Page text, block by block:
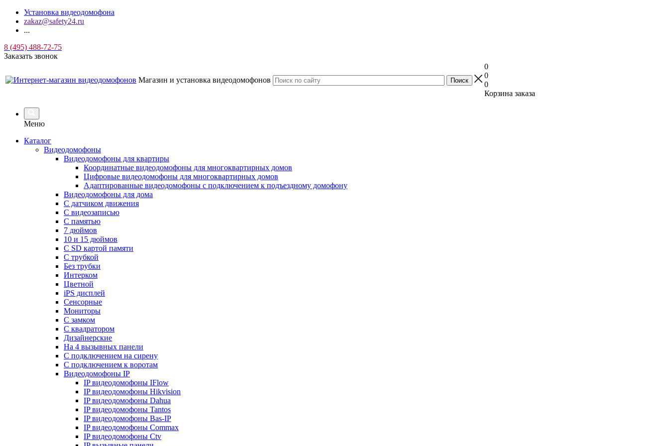
Установка видеодомофона
zakaz@safety24.ru
...
8 (495) 488-72-75
Заказать звонок
Магазин и установка видеодомофонов
0
0
0
Корзина заказа
Меню
Каталог
Видеодомофоны
Видеодомофоны для квартиры
Координатные видеодомофоны для многоквартирных домов
Цифровые видеодомофоны для многоквартирных домов
Адаптированные видеодомофоны с подключением к подъездному домофону
Видеодомофоны для дома
С датчиком движения
С видеозаписью
C памятью
7 дюймов
10 и 15 дюймов
С SD картой памяти
С трубкой
Без трубки
Интерком
Цветной
iPS дисплей
Сенсорные
Мониторы
С замком
C квадратором
Дизайнерские
На 4 вызывных панели
С подключением на сирену
С подключением к воротам
Видеодомофоны IP
IP видеодомофоны IFlow
IP видеодомофоны Hikvision
IP видеодомофоны Dahua
IP видеодомофоны Tantos
IP видеодомофоны Bas-IP
IP видеодомофоны Commax
IP видеодомофоны Ctv